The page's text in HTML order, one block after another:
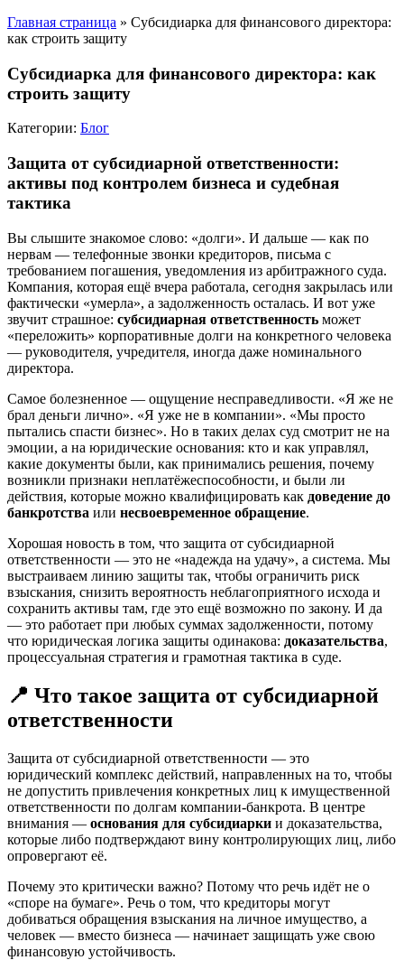
Главная страница » Субсидиарка для финансового директора:
как строить защиту
Субсидиарка для финансового директора: как
строить защиту
Категории: Блог
Защита от субсидиарной ответственности:
активы под контролем бизнеса и судебная
тактика
Вы слышите знакомое слово: «долги». И дальше — как по
нервам — телефонные звонки кредиторов, письма с
требованием погашения, уведомления из арбитражного суда.
Компания, которая ещё вчера работала, сегодня закрылась или
фактически «умерла», а задолженность осталась. И вот уже
звучит страшное: субсидиарная ответственность может
«переложить» корпоративные долги на конкретного человека
— руководителя, учредителя, иногда даже номинального
директора.
Самое болезненное — ощущение несправедливости. «Я же не
брал деньги лично». «Я уже не в компании». «Мы просто
пытались спасти бизнес». Но в таких делах суд смотрит не на
эмоции, а на юридические основания: кто и как управлял,
какие документы были, как принимались решения, почему
возникли признаки неплатёжеспособности, и были ли
действия, которые можно квалифицировать как доведение до
банкротства или несвоевременное обращение.
Хорошая новость в том, что защита от субсидиарной
ответственности — это не «надежда на удачу», а система. Мы
выстраиваем линию защиты так, чтобы ограничить риск
взыскания, снизить вероятность неблагоприятного исхода и
сохранить активы там, где это ещё возможно по закону. И да
— это работает при любых суммах задолженности, потому
что юридическая логика защиты одинакова: доказательства,
процессуальная стратегия и грамотная тактика в суде.
📍 Что такое защита от субсидиарной
ответственности
Защита от субсидиарной ответственности — это
юридический комплекс действий, направленных на то, чтобы
не допустить привлечения конкретных лиц к имущественной
ответственности по долгам компании-банкрота. В центре
внимания — основания для субсидиарки и доказательства,
которые либо подтверждают вину контролирующих лиц, либо
опровергают её.
Почему это критически важно? Потому что речь идёт не о
«споре на бумаге». Речь о том, что кредиторы могут
добиваться обращения взыскания на личное имущество, а
человек — вместо бизнеса — начинает защищать уже свою
финансовую устойчивость.